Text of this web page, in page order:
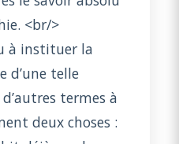
<br/>
à instituer la
d’une telle
termes à
deux choses :